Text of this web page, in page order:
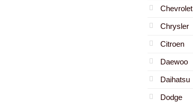
Chevrolet
Chrysler
Citroen
Daewoo
Daihatsu
Dodge